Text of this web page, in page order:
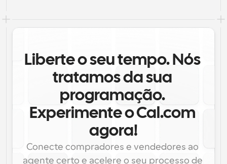
Liberte o seu tempo. Nós
tratamos da sua
programação.
Experimente o Cal.com
agora!
Conecte compradores e vendedores ao
agente certo e acelere o seu processo de